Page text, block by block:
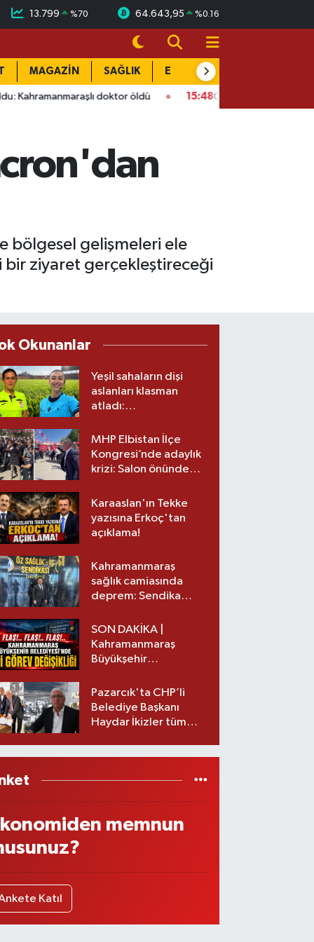
13.799 %70 64.643,95 %0.16
MAGAZİN SAĞLIK EĞİTİM
doktor öldü 15:48 Onikişubat’ta ücretsiz üniversite
bölgesel gelişmeleri ele
bir ziyaret gerçekleştireceği
Okunanlar
Yeşil sahaların dişi
aslanları klasman
atladı:
üst lige iki transfer!
MHP Elbistan İlçe
Kongresi’nde adaylık
krizi: Salon önünde
Karaaslan'ın Tekke
yazısına Erkoç'tan
açıklama!
Kahramanmaraş
sağlık camiasında
deprem: Sendika
SON DAKİKA |
Kahramanmaraş
Büyükşehir
görev değişikliği!
Pazarcık'ta CHP’li
Belediye Başkanı
Haydar İkizler tüm
memnun
Katıl